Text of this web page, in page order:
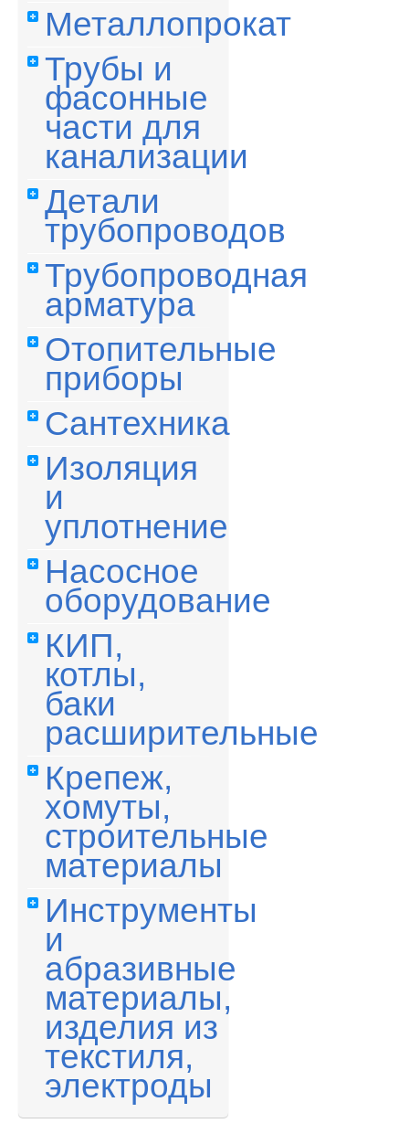
Металлопрокат
Трубы и
фасонные
части для
канализации
Детали
трубопроводов
Трубопроводная
арматура
Отопительные
приборы
Сантехника
Изоляция
и
уплотнение
Насосное
оборудование
КИП,
котлы,
баки
расширительные
Крепеж,
хомуты,
строительные
материалы
Инструменты
и
абразивные
материалы,
изделия из
текстиля,
электроды